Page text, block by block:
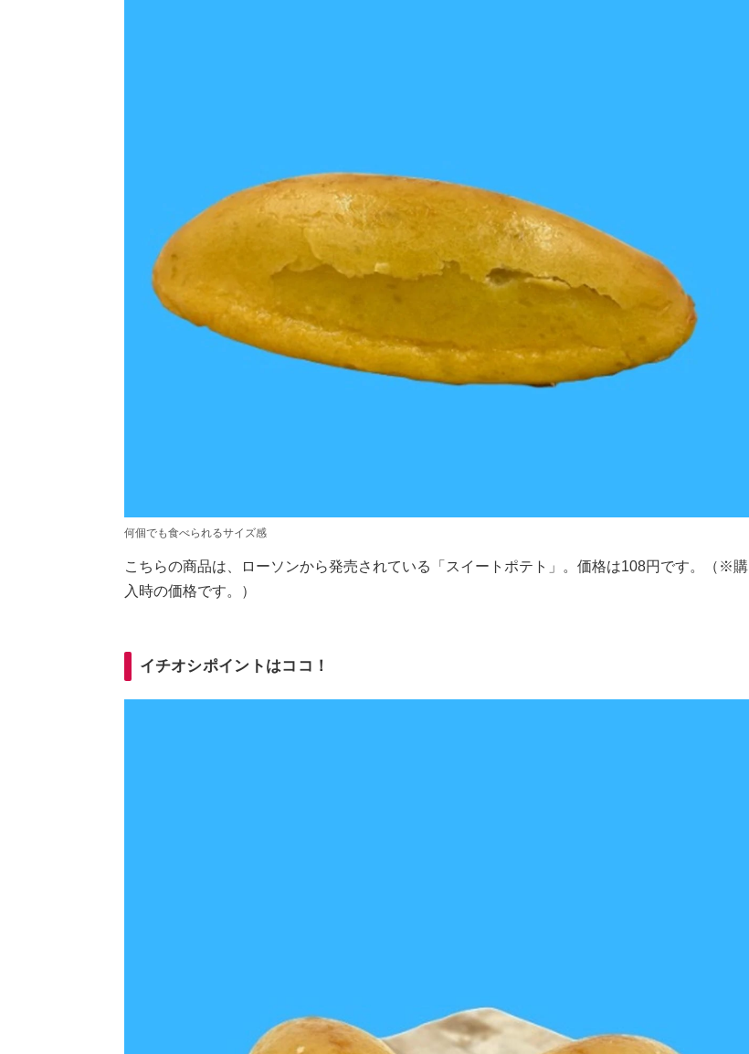
何個でも食べられるサイズ感
こちらの商品は、ローソンから発売されている「スイートポテト」。価格は108円です。（※購
入時の価格です。）
イチオシポイントはココ！